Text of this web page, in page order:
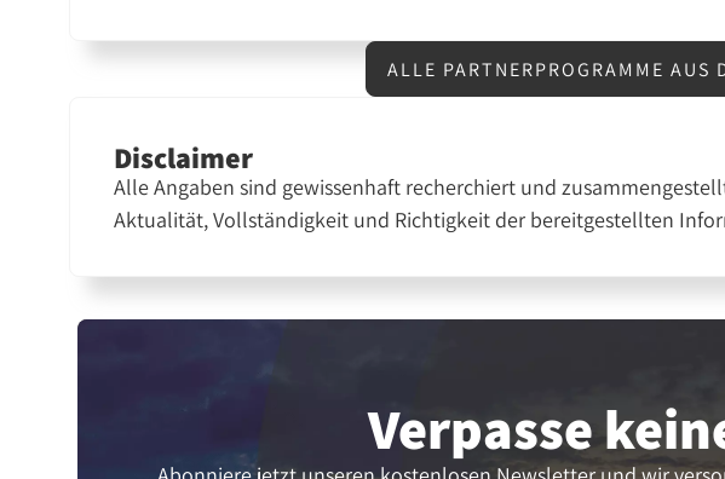
ALLE PARTNERPROGRAMME AUS
Disclaimer
Alle Angaben sind gewissenhaft recherchiert und
Aktualität, Vollständigkeit und Richtigkeit der bereitgestellten
Verpasse